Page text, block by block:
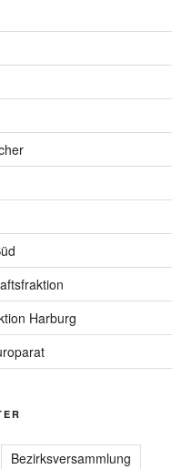
Harburg
Bezirksversammlung